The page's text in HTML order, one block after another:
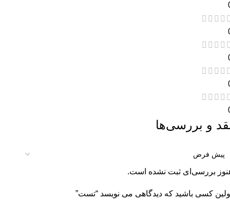
و بررسی‌ها
بررسی‌ای ثبت نشده است.
کسی باشید که دیدگاهی می نویسد “تست”